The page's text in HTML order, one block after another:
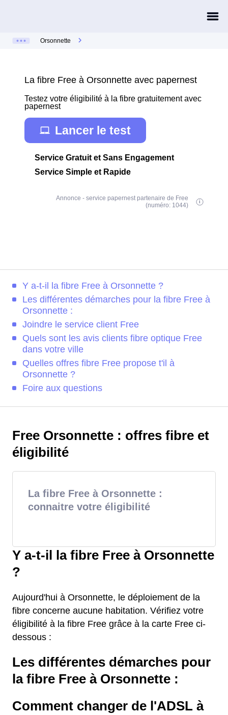
Orsonnette
La fibre Free à Orsonnette avec papernest
Testez votre éligibilité à la fibre gratuitement avec
papernest
Lancer le test
Service Gratuit et Sans Engagement
Service Simple et Rapide
Annonce - service papernest partenaire de Free
(numéro: 1044)
Y a-t-il la fibre Free à Orsonnette ?
Les différentes démarches pour la fibre Free à
Orsonnette :
Joindre le service client Free
Quels sont les avis clients fibre optique Free
dans votre ville
Quelles offres fibre Free propose t'il à
Orsonnette ?
Foire aux questions
Free Orsonnette : offres fibre et
éligibilité
La fibre Free à Orsonnette :
connaitre votre éligibilité
Y a-t-il la fibre Free à Orsonnette
?
Aujourd'hui à Orsonnette, le déploiement de la
fibre concerne aucune habitation. Vérifiez votre
éligibilité à la fibre Free grâce à la carte Free ci-
dessous :
Les différentes démarches pour
la fibre Free à Orsonnette :
Comment changer de l'ADSL à